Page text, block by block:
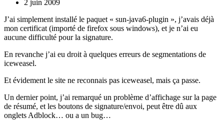
2 juin 2009
J’ai simplement installé le paquet « sun-java6-plugin », j’avais déjà
mon certificat (importé de firefox sous windows), et je n’ai eu
aucune difficulté pour la signature.
En revanche j’ai eu droit à quelques erreurs de segmentations de
iceweasel.
Et évidement le site ne reconnais pas iceweasel, mais ça passe.
Un dernier point, j’ai remarqué un problème d’affichage sur la page
de résumé, et les boutons de signature/envoi, peut être dû aux
onglets Adblock… ou a un bug…